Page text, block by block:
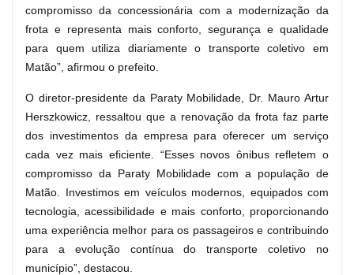
compromisso da concessionária com a modernização da
frota e representa mais conforto, segurança e qualidade
para quem utiliza diariamente o transporte coletivo em
Matão”, afirmou o prefeito.
O diretor-presidente da Paraty Mobilidade, Dr. Mauro Artur
Herszkowicz, ressaltou que a renovação da frota faz parte
dos investimentos da empresa para oferecer um serviço
cada vez mais eficiente. “Esses novos ônibus refletem o
compromisso da Paraty Mobilidade com a população de
Matão. Investimos em veículos modernos, equipados com
tecnologia, acessibilidade e mais conforto, proporcionando
uma experiência melhor para os passageiros e contribuindo
para a evolução contínua do transporte coletivo no
município”, destacou.